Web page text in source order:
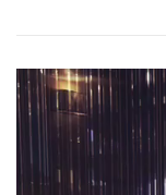
動
画